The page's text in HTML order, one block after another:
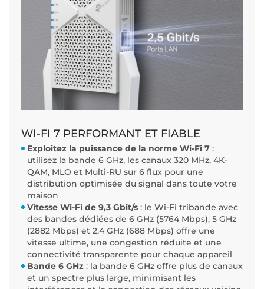
WI-FI 7 PERFORMANT ET FIABLE
Exploitez la puissance de la norme Wi-Fi 7 :
utilisez la bande 6 GHz, les canaux 320 MHz, 4K-
QAM, MLO et Multi-RU sur 6 flux pour une
distribution optimisée du signal dans toute votre
maison
Vitesse Wi-Fi de 9,3 Gbit/s : le Wi-Fi tribande avec
des bandes dédiées de 6 GHz (5764 Mbps), 5 GHz
(2882 Mbps) et 2,4 GHz (688 Mbps) offre une
vitesse ultime, une congestion réduite et une
connectivité transparente pour chaque appareil
Bande 6 GHz : la bande 6 GHz offre plus de canaux
et un spectre plus large, minimisant les